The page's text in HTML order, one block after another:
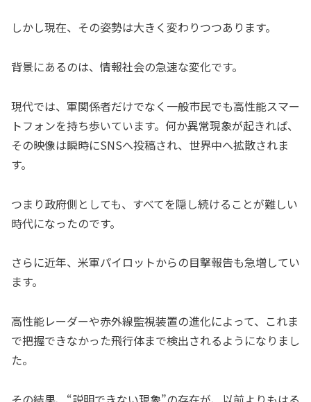
しかし現在、その姿勢は大きく変わりつつあります。
背景にあるのは、情報社会の急速な変化です。
現代では、軍関係者だけでなく一般市民でも高性能スマー
トフォンを持ち歩いています。何か異常現象が起きれば、
その映像は瞬時にSNSへ投稿され、世界中へ拡散されま
す。
つまり政府側としても、すべてを隠し続けることが難しい
時代になったのです。
さらに近年、米軍パイロットからの目撃報告も急増してい
ます。
高性能レーダーや赤外線監視装置の進化によって、これま
で把握できなかった飛行体まで検出されるようになりまし
た。